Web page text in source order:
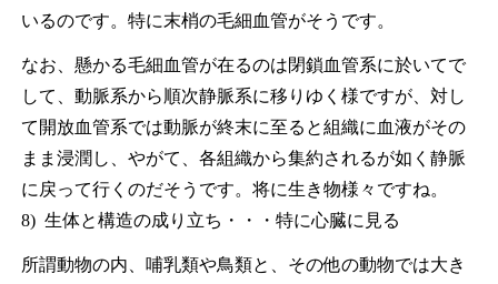
いるのです。特に末梢の毛細血管がそうです。
なお、懸かる毛細血管が在るのは閉鎖血管系に於いてで
して、動脈系から順次静脈系に移りゆく様ですが、対し
て開放血管系では動脈が終末に至ると組織に血液がその
まま浸潤し、やがて、各組織から集約されるが如く静脈
に戻って行くのだそうです。将に生き物様々ですね。
8) 生体と構造の成り立ち・・・特に心臓に見る
所謂動物の内、哺乳類や鳥類と、その他の動物では大き